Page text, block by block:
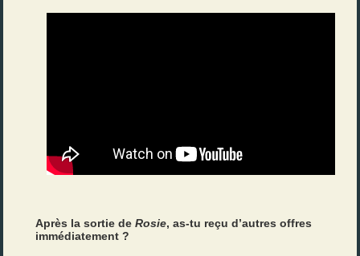
Après la sortie deRosie, as-tu reçu d’autres offres
immédiatement ?